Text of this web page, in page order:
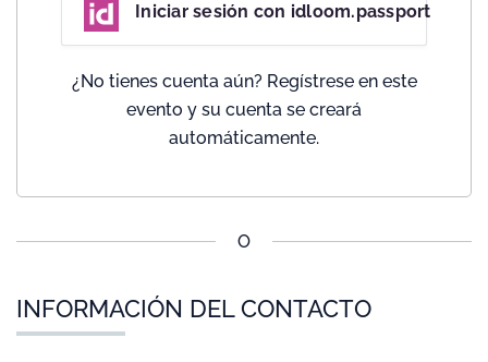
Iniciar sesión con idloom.passport
¿No tienes cuenta aún? Regístrese en este
evento y su cuenta se creará
automáticamente.
O
INFORMACIÓN DEL CONTACTO